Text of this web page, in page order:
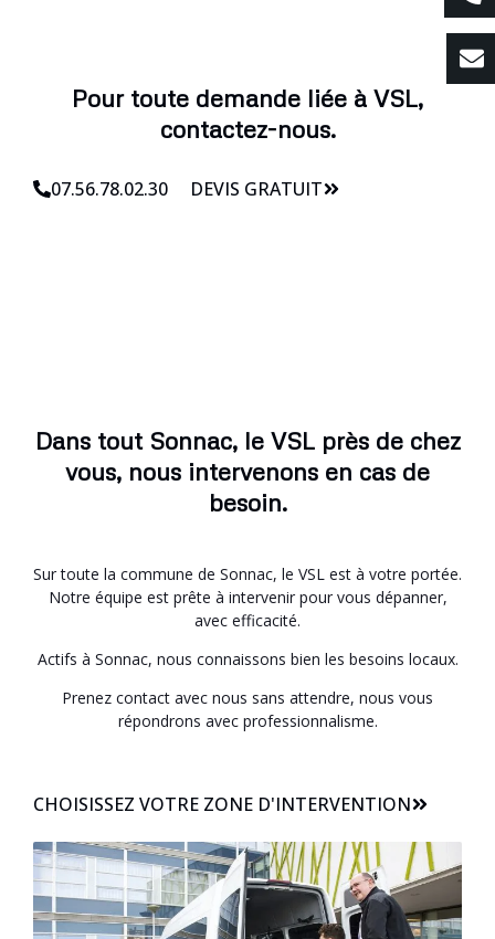
Pour toute demande liée à VSL,
contactez-nous.
07.56.78.02.30 DEVIS GRATUIT
Dans tout Sonnac, le VSL près de chez
vous, nous intervenons en cas de
besoin.
Sur toute la commune de Sonnac, le VSL est à votre portée.
Notre équipe est prête à intervenir pour vous dépanner,
avec efficacité.
Actifs à Sonnac, nous connaissons bien les besoins locaux.
Prenez contact avec nous sans attendre, nous vous
répondrons avec professionnalisme.
CHOISISSEZ VOTRE ZONE D'INTERVENTION